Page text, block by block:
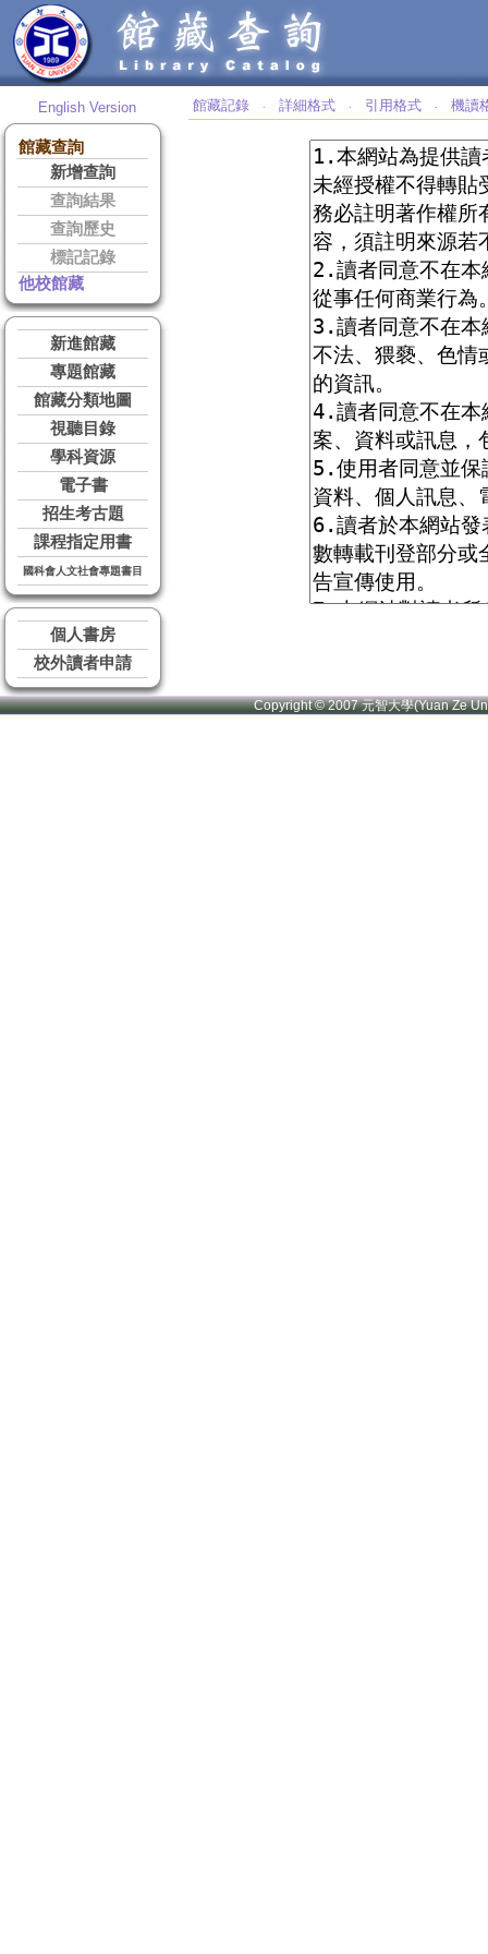
English Version
館藏查詢
新增查詢
查詢結果
查詢歷史
標記記錄
他校館藏
新進館藏
專題館藏
館藏分類地圖
視聽目錄
學科資源
電子書
招生考古題
課程指定用書
國科會人文社會專題書目
個人書房
校外讀者申請
館藏記錄 ‧ 詳細格式 ‧ 引用格式 ‧ 機讀
Copyright © 2007 元智大學(Yuan Ze